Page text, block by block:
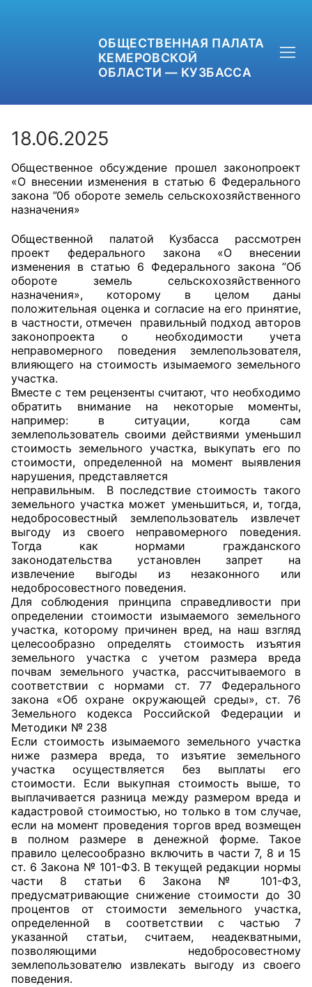
ОБЩЕСТВЕННАЯ ПАЛАТА
КЕМЕРОВСКОЙ
ОБЛАСТИ — КУЗБАССА
+7 (3842) 58-82-40
ОБРАТНАЯ СВЯЗЬ
Главная
Общественные советы
Общественные советы при территориальных
органах федеральных органов
исполнительной власти
Общественные советы по проведению
независимой оценки качества условий
оказания услуг
О Палате
Структура Палаты
Комиссии
Экспертный совет ОП КО
Совет ОП КО
Общественный штаб
Члены ОП КО
Документы ОП КО
Регламент ОП КО
Кодекс этики ОП КО
Положения
Соглашения
Рекомендации
Порядок работы ЦОН
Аппарат ОП КО
18.06.2025
Общественное обсуждение прошел законопроект
«О внесении изменения в статью 6 Федерального
закона ”0б обороте земель сельскохозяйственного
назначения»
Общественной палатой Кузбасса рассмотрен
проект федерального закона «О внесении
изменения в статью 6 Федерального закона ”Об
обороте земель сельскохозяйственного
назначения», которому в целом даны
положительная оценка и согласие на его принятие,
в частности, отмечен правильный подход авторов
законопроекта о необходимости учета
неправомерного поведения землепользователя,
влияющего на стоимость изымаемого земельного
участка.
Вместе с тем рецензенты считают, что необходимо
обратить внимание на некоторые моменты,
например: в ситуации, когда сам
землепользователь своими действиями уменьшил
стоимость земельного участка, выкупать его по
стоимости, определенной на момент выявления
нарушения, представляется
неправильным. В последствие стоимость такого
земельного участка может уменьшиться, и, тогда,
недобросовестный землепользователь извлечет
выгоду из своего неправомерного поведения.
Тогда как нормами гражданского
законодательства установлен запрет на
извлечение выгоды из незаконного или
недобросовестного поведения.
Для соблюдения принципа справедливости при
определении стоимости изымаемого земельного
участка, которому причинен вред, на наш взгляд
целесообразно определять стоимость изъятия
земельного участка с учетом размера вреда
почвам земельного участка, рассчитываемого в
соответствии с нормами ст. 77 Федерального
закона «Об охране окружающей среды», ст. 76
Земельного кодекса Российской Федерации и
Методики № 238
Если стоимость изымаемого земельного участка
ниже размера вреда, то изъятие земельного
участка осуществляется без выплаты его
стоимости. Если выкупная стоимость выше, то
выплачивается разница между размером вреда и
кадастровой стоимостью, но только в том случае,
если на момент проведения торгов вред возмещен
в полном размере в денежной форме. Такое
правило целесообразно включить в части 7, 8 и 15
ст. 6 Закона № 101-ФЗ. В текущей редакции нормы
части 8 статьи 6 Закона № 101-ФЗ,
предусматривающие снижение стоимости до 30
процентов от стоимости земельного участка,
определенной в соответствии с частью 7
указанной статьи, считаем, неадекватными,
позволяющими недобросовестному
землепользователю извлекать выгоду из своего
поведения.